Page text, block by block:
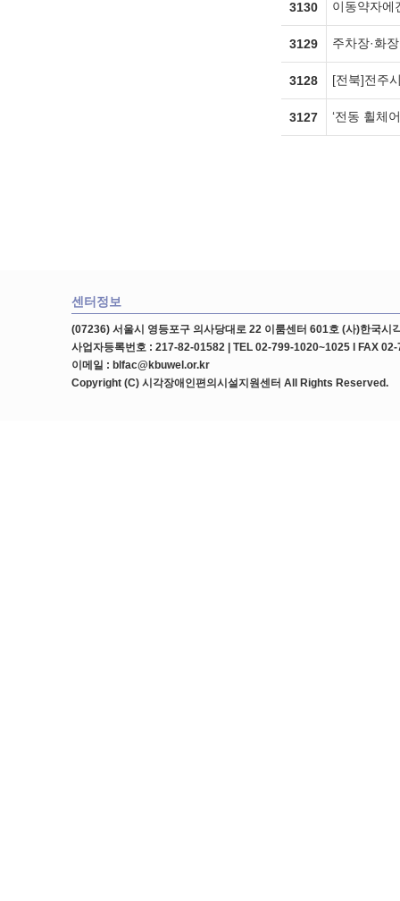
3130 이동약자에
3129 주차장·화
3128 [전북]전주
3127 ‘전동 휠체
센터정보
(07236) 서울시 영등포구 의사당대로 22 이룸센터 601호 (사)한국시
사업자등록번호 : 217-82-01582 | TEL 02-799-1020~1025 l FAX
이메일 : blfac@kbuwel.or.kr
Copyright (C) 시각장애인편의시설지원센터 All Rights Reserved.